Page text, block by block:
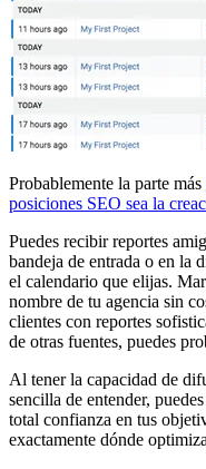
Probablemente la parte más
posiciones SEO sea la
Puedes recibir reportes
bandeja de entrada o en la
el calendario que elijas.
nombre de tu agencia sin
clientes con reportes
de otras fuentes, puedes
Al tener la capacidad de
sencilla de entender,
total confianza en tus
exactamente dónde